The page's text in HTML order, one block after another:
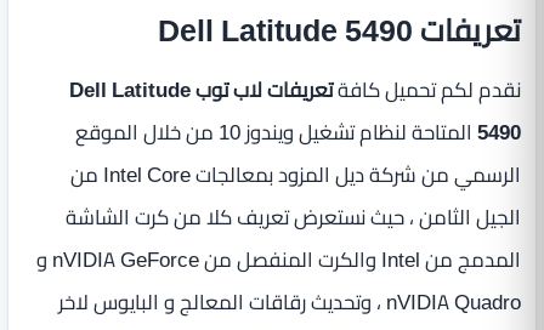
تعريفات Dell Latitude 5490
نقدم لكم تحميل كافة
تعريفات لاب توب Dell Latitude
5490
المتاحة لنظام تشغيل ويندوز 10 من خلال الموقع
الرسمي من شركة ديل المزود بمعالجات Intel Core من
الجيل الثامن ، حيث نستعرض تعريف كلا من كرت الشاشة
المدمج من Intel والكرت المنفصل من nVIDIA GeForce و
nVIDIA Quadro ، وتحديث رقاقات المعالج و البايوس لاخر